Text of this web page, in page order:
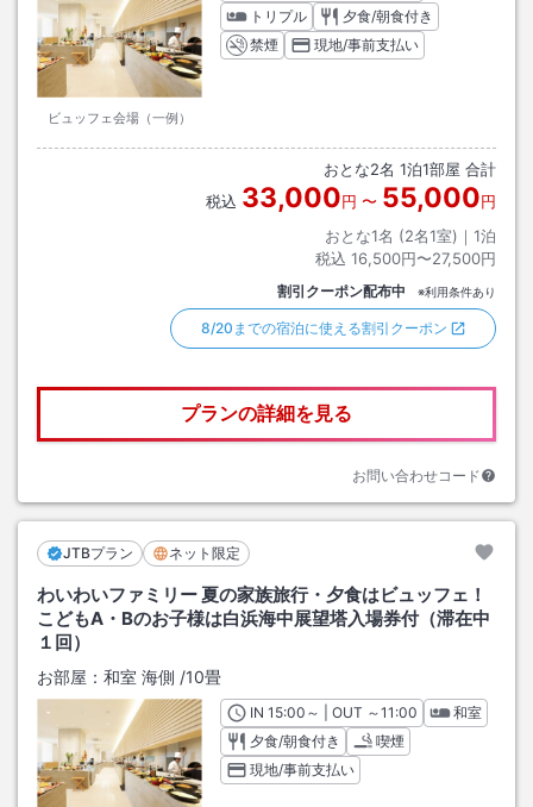
ビュッフェ会場（一例）
トリプル
夕食/朝食付き
禁煙
現地/事前支払い
おとな2名 1泊1部屋 合計
税込 33,000円 〜 55,000円
おとな1名 (2名1室)｜ 1泊
税込 16,500円〜27,500円
割引クーポン配布中 ※利用条件あり
8/20までの宿泊に使える割引クーポン
プランの詳細を見る
お問い合わせコード
JTBプラン ネット限定
わいわいファミリー 夏の家族旅行・夕食はビュッフェ！
こどもA・Bのお子様は白浜海中展望塔入場券付（滞在中
１回）
お部屋： 和室 海側 /10畳
INチェックイン
15:00 ～ | OUT チェックアウト
～11:00
和室
夕食/朝食付き
喫煙
現地/事前支払い